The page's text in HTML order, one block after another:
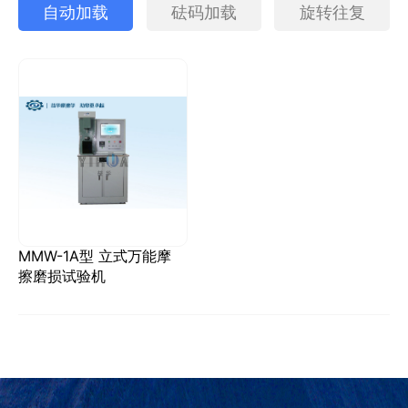
自动加载 砝码加载 旋转往复
MMW-1A型 立式万能摩
擦磨损试验机